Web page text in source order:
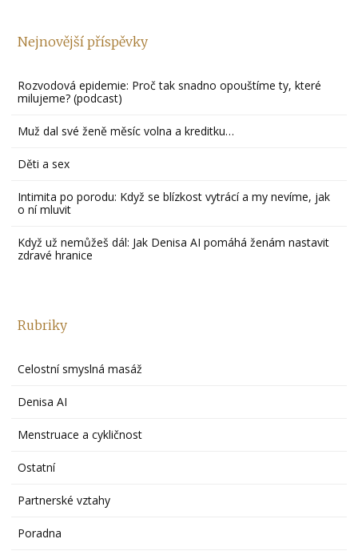
Nejnovější příspěvky
Rozvodová epidemie: Proč tak snadno opouštíme ty, které
milujeme? (podcast)
Muž dal své ženě měsíc volna a kreditku…
Děti a sex
Intimita po porodu: Když se blízkost vytrácí a my nevíme, jak
o ní mluvit
Když už nemůžeš dál: Jak Denisa AI pomáhá ženám nastavit
zdravé hranice
Rubriky
Celostní smyslná masáž
Denisa AI
Menstruace a cykličnost
Ostatní
Partnerské vztahy
Poradna